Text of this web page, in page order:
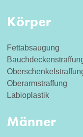
Körper
Fettabsaugung
Oberarmstraffung
Labioplastik
Männer